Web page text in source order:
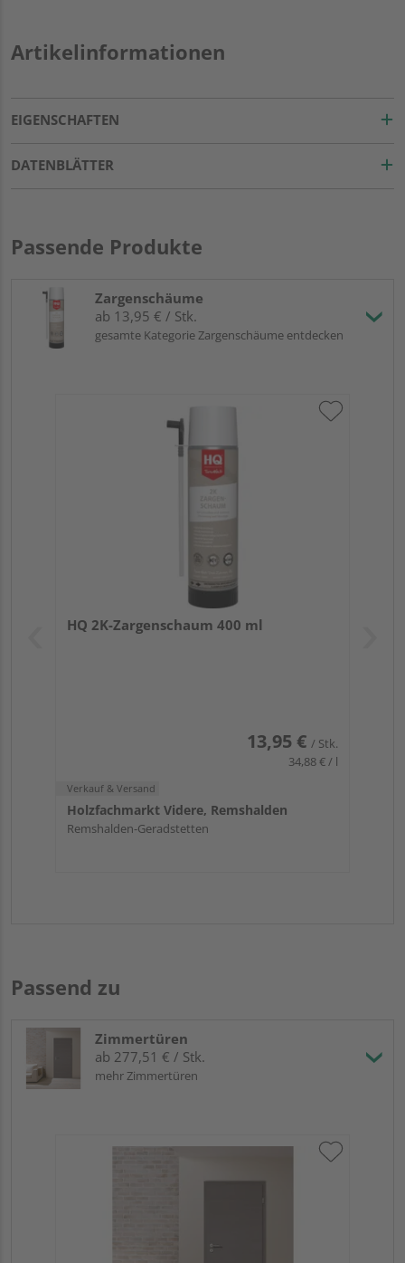
Artikelinformationen
EIGENSCHAFTEN
DATENBLÄTTER
Passende Produkte
Zargenschäume
ab 13,95 € / Stk.
gesamte Kategorie Zargenschäume entdecken
HQ 2K-Zargenschaum 400 ml
13,95 € / Stk.
34,88 € / l
Verkauf & Versand
Holzfachmarkt Videre, Remshalden
Remshalden-Geradstetten
Passend zu
Zimmertüren
ab 277,51 € / Stk.
mehr Zimmertüren